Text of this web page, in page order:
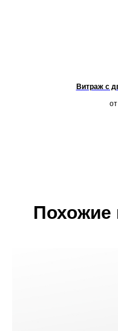
Витраж с
Похожие